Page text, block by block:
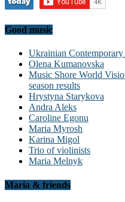
Good music
Ukrainian
Olena Kumanovska
Music Shore World
season results
Hrystyna Starykova
Andra Aleks
Caroline Egonu
Maria Myrosh
Karina Migol
Trio of violinists
Maria Melnyk
Maria & friends